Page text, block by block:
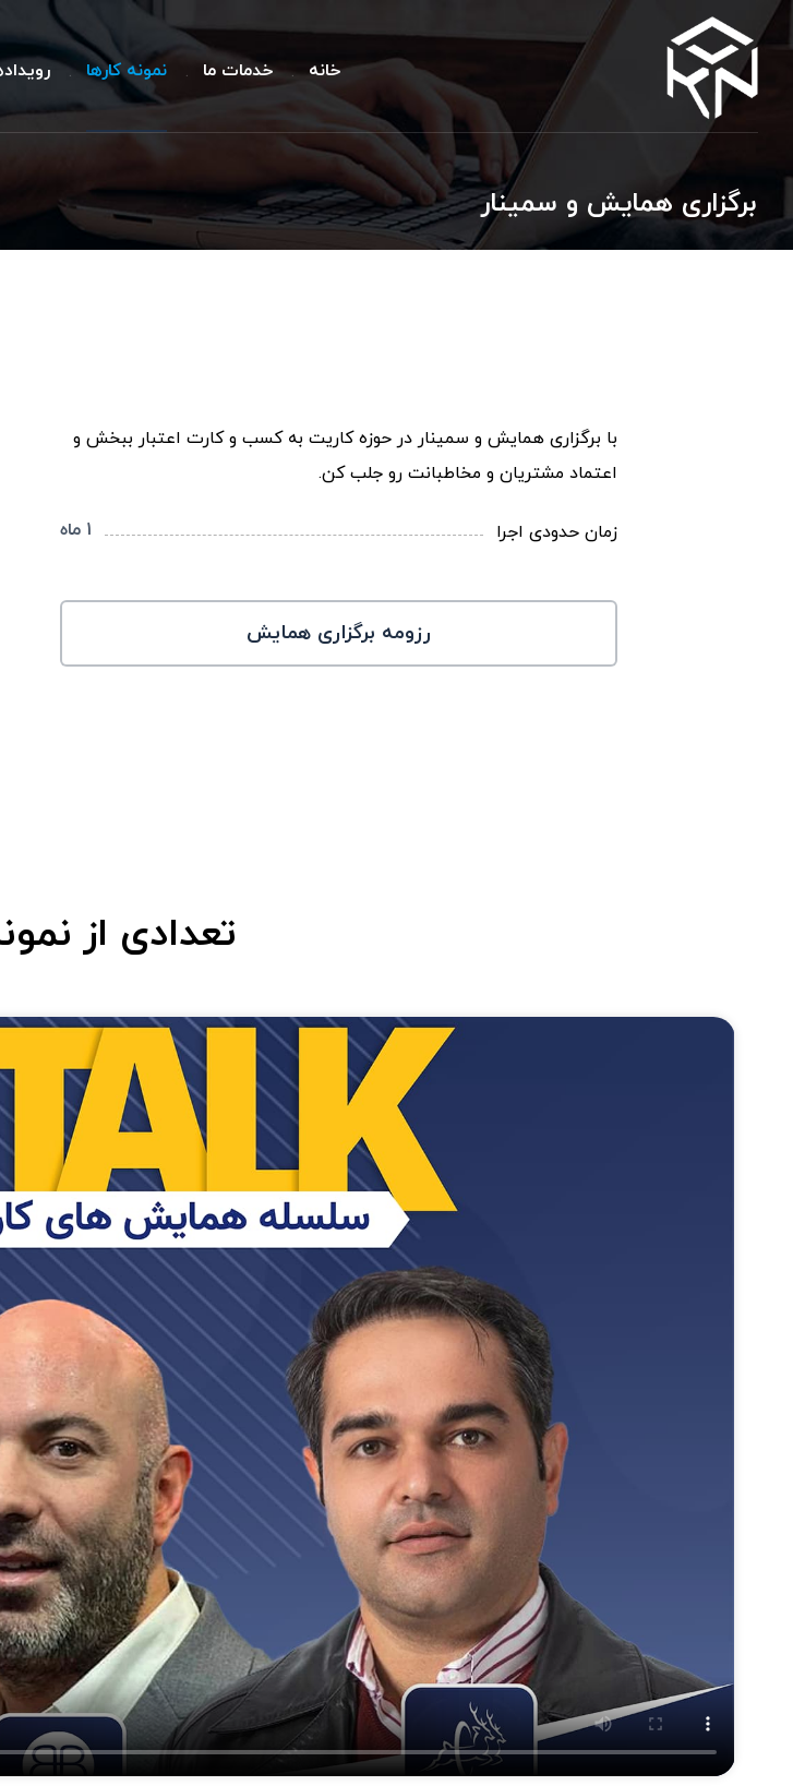
خانه خدمات ما نمونه کارها
برگزاری همایش و سمینار
با برگزاری همایش و سمینار در حوزه کاریت به کسب و کارت اعتبار ببخش و
اعتماد مشتریان و مخاطبانت رو جلب کن.
زمان حدودی اجرا 1 ماه
رزومه برگزاری همایش
تعدادی از